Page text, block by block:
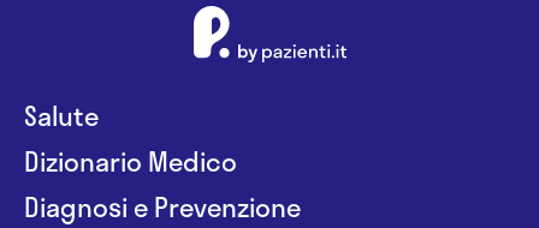
Salute
Dizionario Medico
Diagnosi e Prevenzione